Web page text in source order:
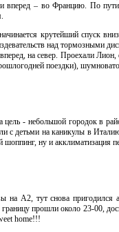
вперед – во Францию. По
крутейший спуск вниз
над тормозными
на север. Проехали Лион,
поездки),
- небольшой городок в
с детьми на каникулы в
ну и акклиматизация
А2, тут снова пригодился
прошли около 23-00,
home!!!